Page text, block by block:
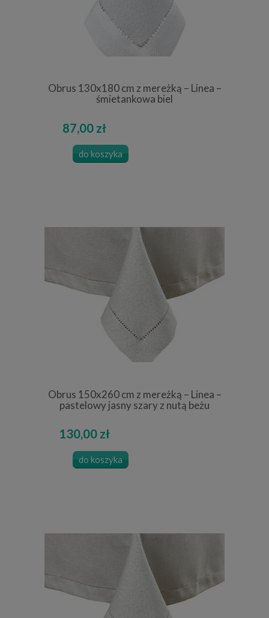
Obrus 130x180 cm z mereżką – Linea –
śmietankowa biel
87,00 zł
do koszyka
Obrus 150x260 cm z mereżką – Linea –
pastelowy jasny szary z nutą beżu
130,00 zł
do koszyka